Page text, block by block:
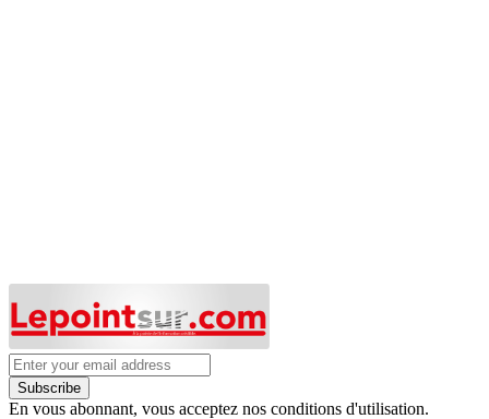
Subscribe
En vous abonnant, vous acceptez nos conditions d'utilisation.